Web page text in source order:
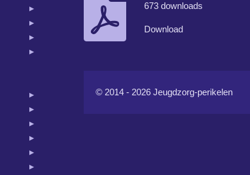
673 downloads
Download
© 2014 - 2026 Jeugdzorg-perikelen